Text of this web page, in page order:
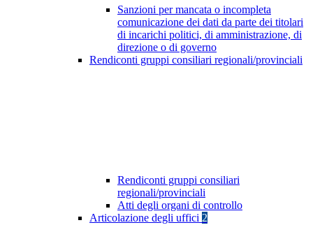
Sanzioni per mancata o incompleta
comunicazione dei dati da parte dei titolari
di incarichi politici, di amministrazione, di
direzione o di governo
Rendiconti gruppi consiliari regionali/provinciali
Rendiconti gruppi consiliari
regionali/provinciali
Atti degli organi di controllo
Articolazione degli uffici 2